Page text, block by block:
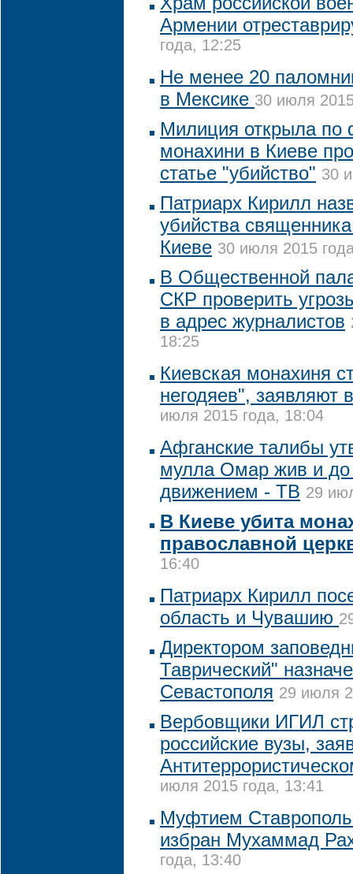
Армении
года, 12:25
Не менее 20
в Мексике 30 июля
Милиция открыла по
монахини в Киеве
статье "убийство" 30
Патриарх Кирилл
убийства
Киеве 30 июля 2015
В Общественной
СКР проверить
в адрес журналистов
18:25
Киевская монахиня
негодяев", заявляют
июля 2015 года, 18:04
Афганские талибы
мулла Омар жив и до
движением - ТВ 29
В Киеве убита
православной
16:40
Патриарх Кирилл
область и Чувашию
Директором
Таврический"
Севастополя 29 июля
Вербовщики ИГИЛ
российские вузы,
июля 2015 года, 13:41
Муфтием
избран Мухаммад
года, 13:40